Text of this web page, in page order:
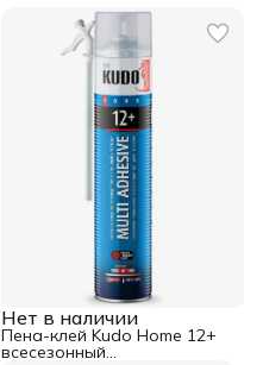
Нет в наличии
Пена-клей Kudo Home 12+
всесезонный